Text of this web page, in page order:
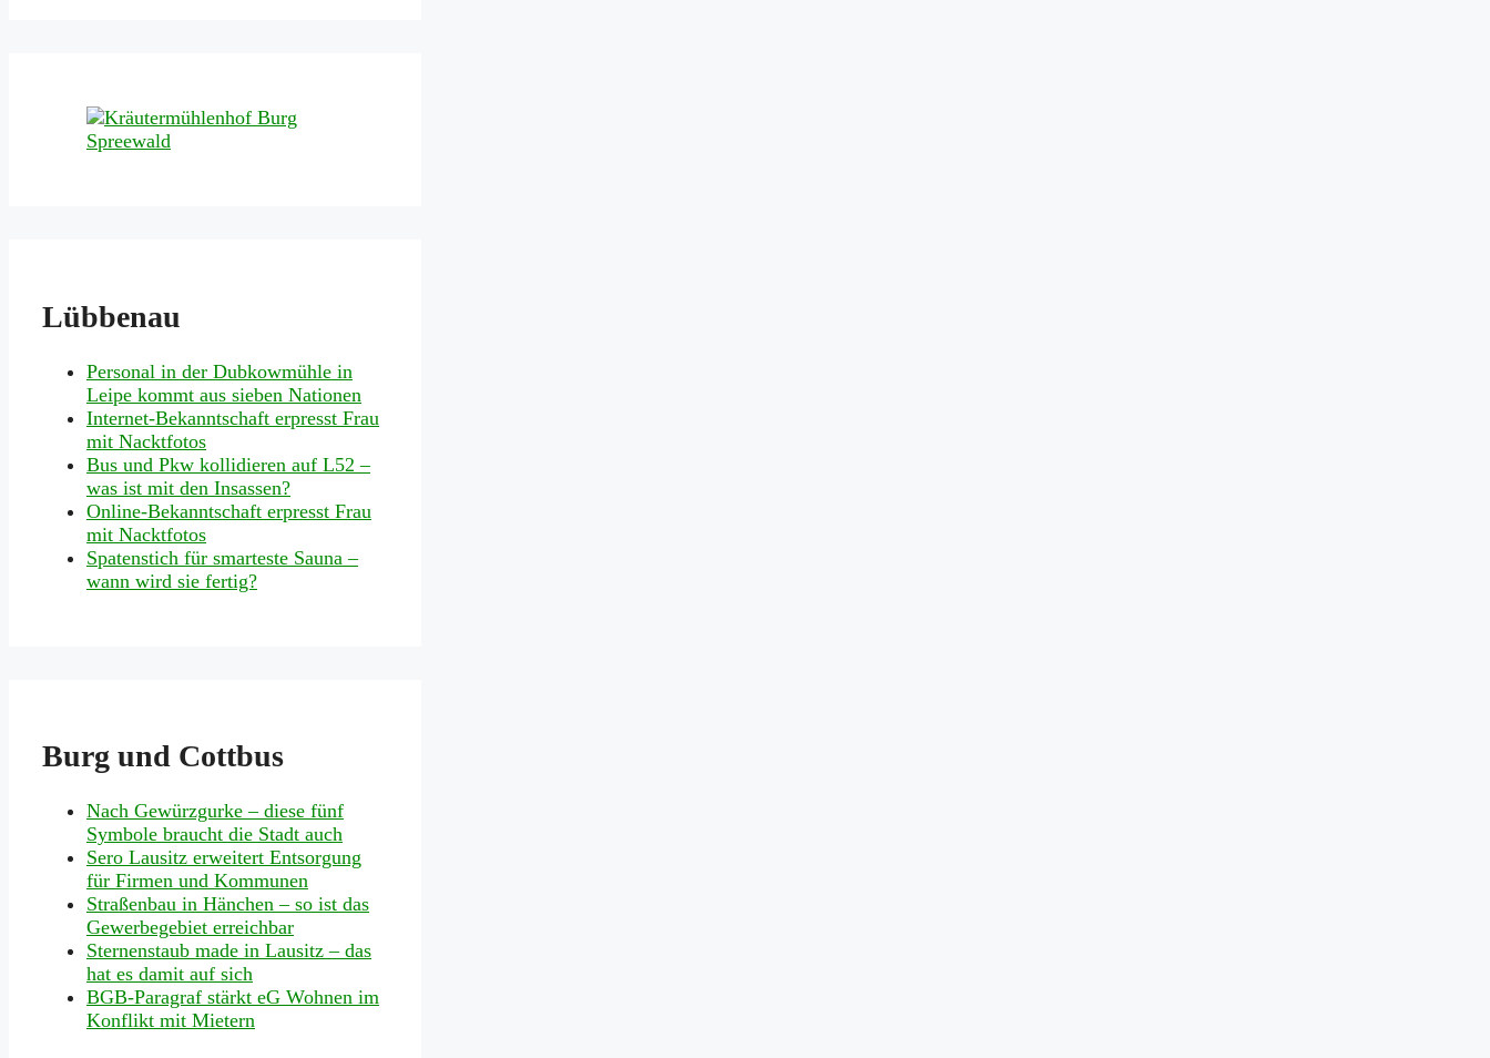
Lübbenau
Personal in der Dubkowmühle in
Leipe kommt aus sieben Nationen
Internet-Bekanntschaft erpresst Frau
mit Nacktfotos
Bus und Pkw kollidieren auf L52 –
was ist mit den Insassen?
Online-Bekanntschaft erpresst Frau
mit Nacktfotos
Spatenstich für smarteste Sauna –
wann wird sie fertig?
Burg und Cottbus
Nach Gewürzgurke – diese fünf
Symbole braucht die Stadt auch
Sero Lausitz erweitert Entsorgung
für Firmen und Kommunen
Straßenbau in Hänchen – so ist das
Gewerbegebiet erreichbar
Sternenstaub made in Lausitz – das
hat es damit auf sich
BGB-Paragraf stärkt eG Wohnen im
Konflikt mit Mietern